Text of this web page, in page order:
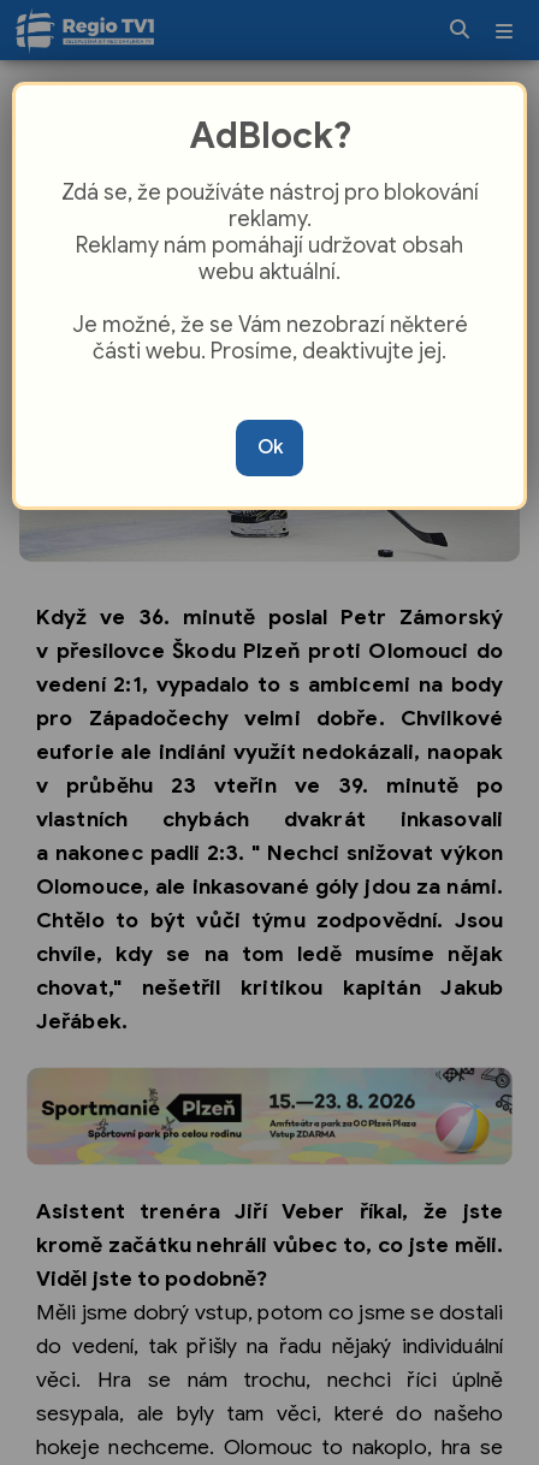
Musíme být jako hráči vůči týmu víc
Když ve 36. minutě poslal Petr Zámorský
v přesilovce Škodu Plzeň proti Olomouci do
vedení 2:1, vypadalo to s ambicemi na body
pro Západočechy velmi dobře. Chvilkové
euforie ale indiáni využít nedokázali, naopak
v průběhu 23 vteřin ve 39. minutě po
vlastních chybách dvakrát inkasovali
a nakonec padli 2:3. " Nechci snižovat výkon
Olomouce, ale inkasované góly jdou za námi.
Chtělo to být vůči týmu zodpovědní. Jsou
chvíle, kdy se na tom ledě musíme nějak
chovat," nešetřil kritikou kapitán Jakub
Jeřábek.
Asistent trenéra Jiří Veber říkal, že jste
kromě začátku nehráli vůbec to, co jste měli.
Viděl jste to podobně?
Měli jsme dobrý vstup, potom co jsme se dostali
do vedení, tak přišly na řadu nějaký individuální
věci. Hra se nám trochu, nechci říci úplně
sesypala, ale byly tam věci, které do našeho
hokeje nechceme. Olomouc to nakoplo, hra se
AdBlock?
Zdá se, že používáte nástroj pro blokování
reklamy.
Reklamy nám pomáhají udržovat obsah
webu aktuální.
Je možné, že se Vám nezobrazí některé
části webu. Prosíme, deaktivujte jej.
Ok